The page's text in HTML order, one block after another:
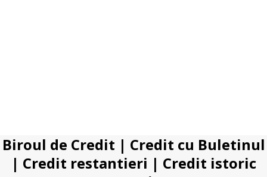
Biroul de Credit | Credit cu Buletinul
| Credit restantieri | Credit istoric